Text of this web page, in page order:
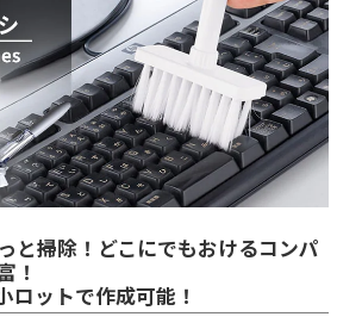
と掃除！どこにでもおけるコンパ
！
ロットで作成可能！